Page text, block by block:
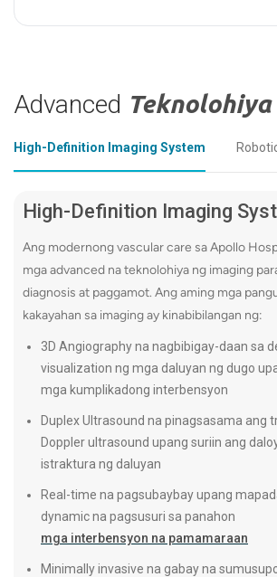
ginagawa itong isang mahusay na first-
line diagnostic tool para sa maraming
kondisyon ng vascular.
Advanced Teknolohiya
High-Definition Imaging System
High-Definition Imaging
Ang modernong vascular care sa Apollo
mga advanced na teknolohiya ng imaging
diagnosis at paggamot. Ang aming mga
kakayahan sa imaging ay kinabibilangan ng:
3D Angiography na nagbibigay-daan sa
visualization ng mga daluyan ng dugo
mga kumplikadong interbensyon
Duplex Ultrasound na pinagsasama ang
Doppler ultrasound upang suriin ang
istraktura ng daluyan
Real-time na pagsubaybay upang
dynamic na pagsusuri sa panahon
mga interbensyon na pamamaraan
Minimally invasive na gabay na